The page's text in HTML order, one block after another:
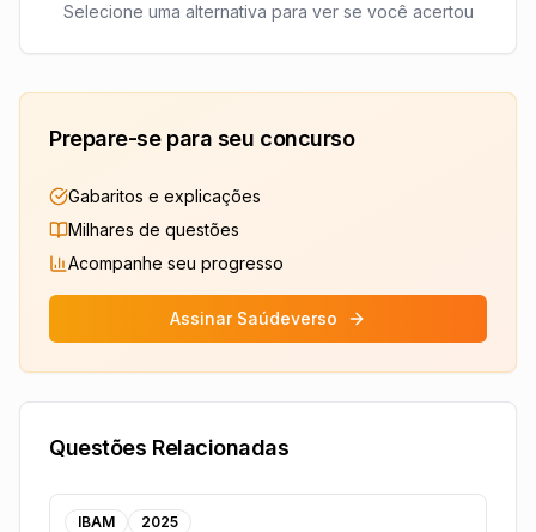
Selecione uma alternativa para ver se você acertou
Prepare-se para seu concurso
Gabaritos e explicações
Milhares de questões
Acompanhe seu progresso
Assinar Saúdeverso
Questões Relacionadas
IBAM 2025